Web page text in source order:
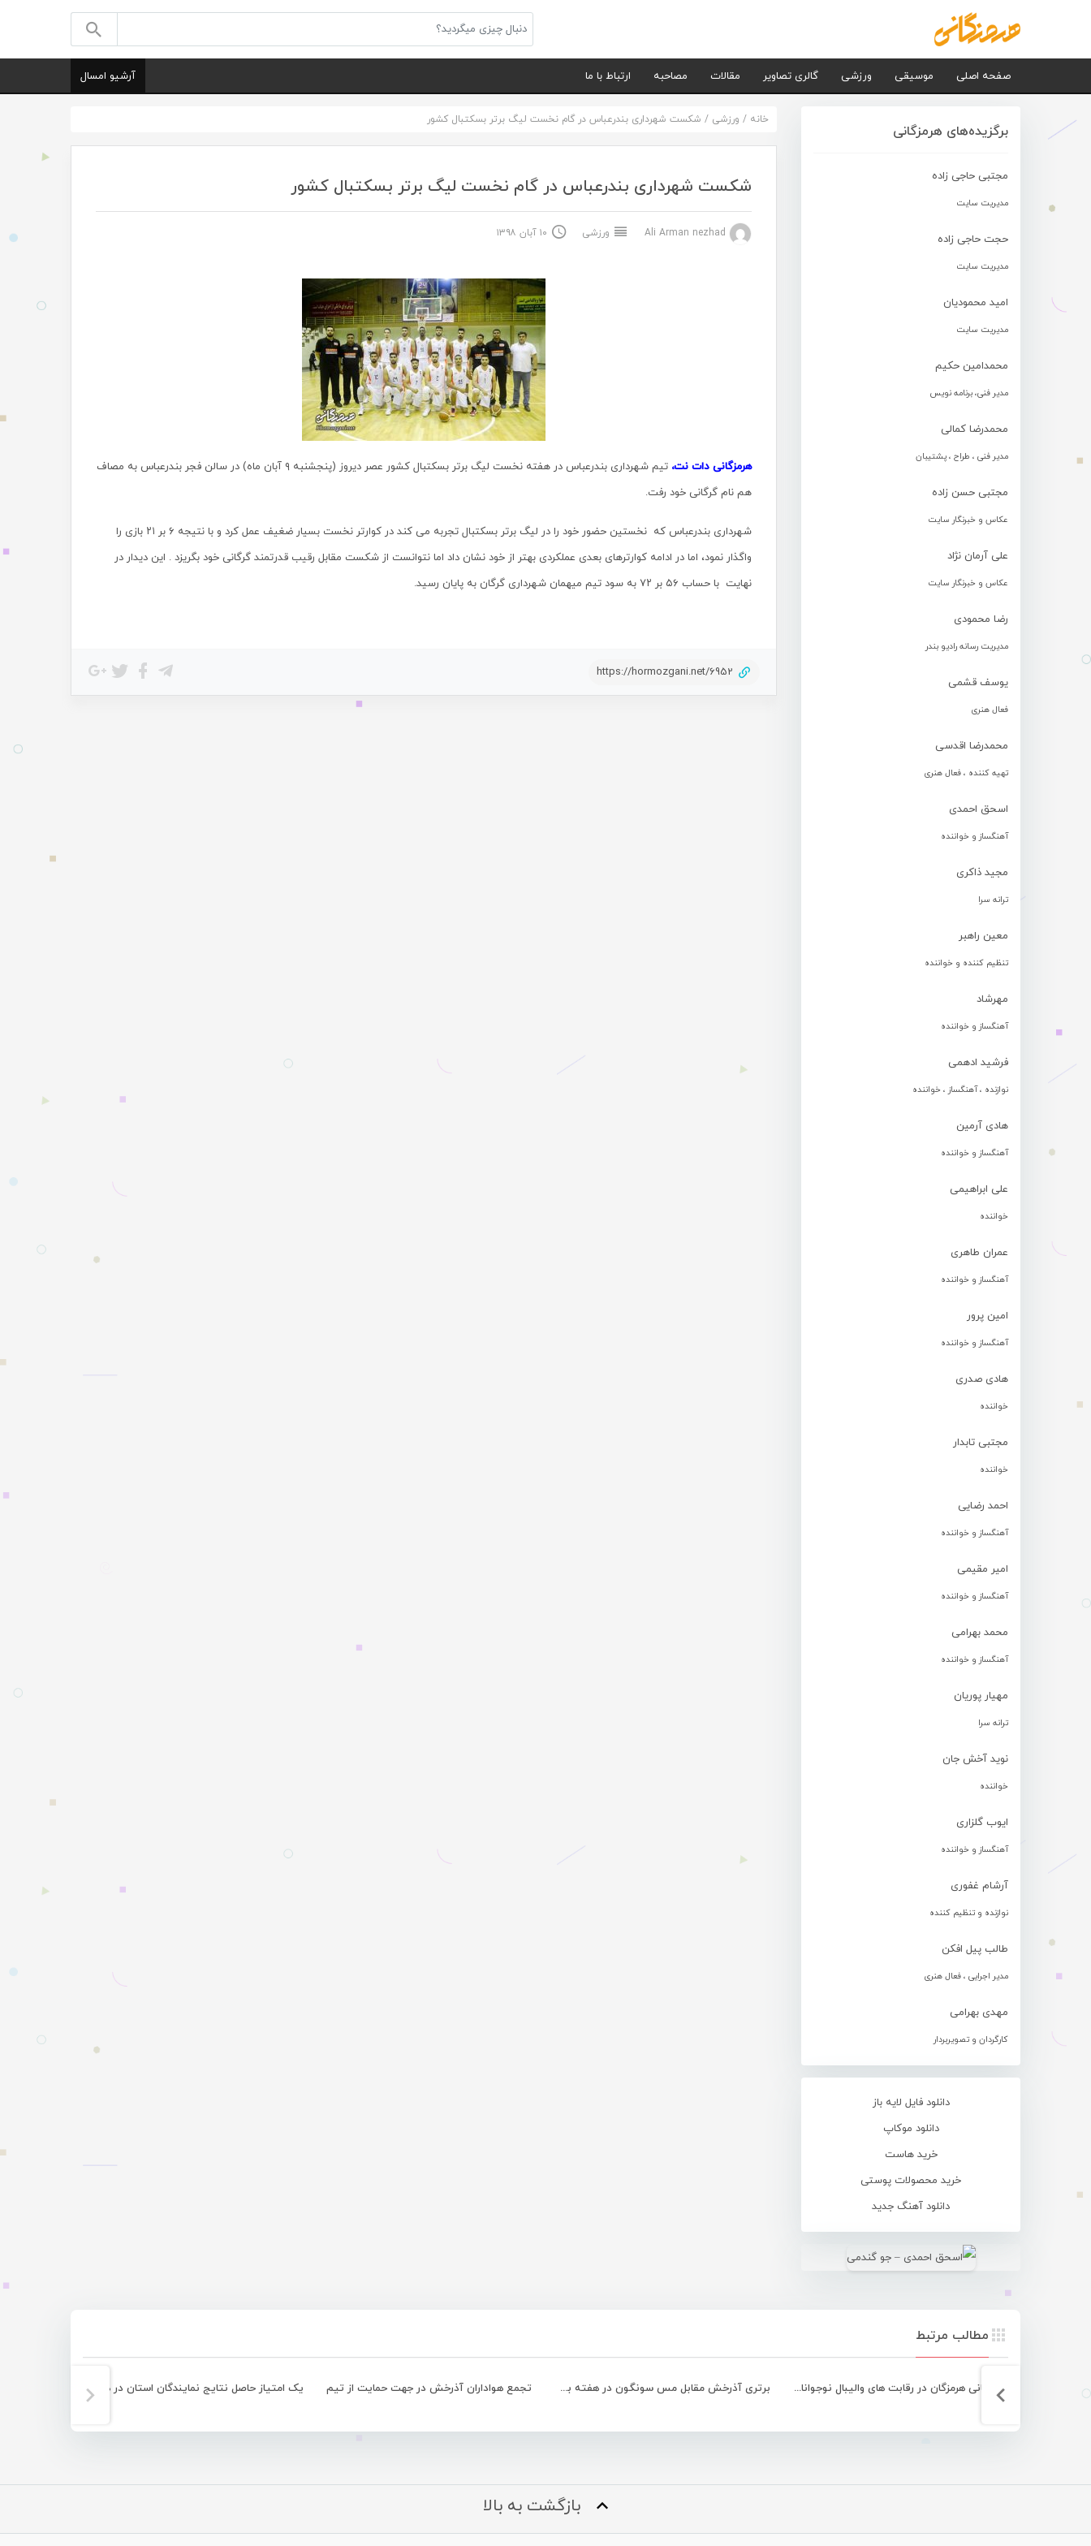
صفحه اصلی موسیقی ورزشی گالری تصاویر مقالات مصاحبه ارتباط با ما آرشیو امسال
برگزیده‌های هرمزگانی
مجتبی حاجی زاده
مدیریت سایت
حجت حاجی زاده
مدیریت سایت
امید محمودیان
مدیریت سایت
محمدامین حکیم
مدیر فنی، برنامه نویس
محمدرضا کمالی
مدیر فنی ، طراح ، پشتیبان
مجتبی حسن زاده
عکاس و خبرنگار سایت
علی آرمان نژاد
عکاس و خبرنگار سایت
رضا محمودی
مدیریت رسانه رادیو بندر
یوسف قشمی
فعال هنری
محمدرضا اقدسی
تهیه کننده ، فعال هنری
اسحق احمدی
آهنگساز و خواننده
مجید ذاکری
ترانه سرا
معین راهبر
تنظیم کننده و خواننده
مهرشاد
آهنگساز و خواننده
فرشید ادهمی
نوازنده ، آهنگساز ، خواننده
هادی آرمین
آهنگساز و خواننده
علی ابراهیمی
خواننده
عمران طاهری
آهنگساز و خواننده
امین پرور
آهنگساز و خواننده
هادی صدری
خواننده
مجتبی تابدار
خواننده
احمد رضایی
آهنگساز و خواننده
امیر مقیمی
آهنگساز و خواننده
محمد بهرامی
آهنگساز و خواننده
مهیار پوریان
ترانه سرا
نوید آخش جان
خواننده
ایوب گلزاری
آهنگساز و خواننده
آرشام غفوری
نوازنده و تنظیم کننده
طالب پیل افکن
مدیر اجرایی ، فعال هنری
مهدی بهرامی
کارگردان و تصویربردار
دانلود فایل لایه باز
دانلود موکاپ
خرید هاست
خرید محصولات پوستی
دانلود آهنگ جدید
خانه / ورزشی / شکست شهرداری بندرعباس در گام نخست لیگ برتر بسکتبال کشور
شکست شهرداری بندرعباس در گام نخست لیگ برتر بسکتبال کشور
ورزشی ۱۰ آبان ۱۳۹۸
هرمزگانی دات نت،
تیم شهرداری بندرعباس در هفته نخست لیگ برتر بسکتبال کشور عصر دیروز (پنجشنبه ۹ آبان ماه) در سالن فجر بندرعباس به مصاف
هم نام گرگانی خود رفت.
شهرداری بندرعباس که نخستین حضور خود را در لیگ برتر بسکتبال تجربه می کند در کوارتر نخست بسیار ضغیف عمل کرد و با نتیجه ۶ بر ۲۱ بازی را
واگذار نمود، اما در ادامه کوارترهای بعدی عملکردی بهتر از خود نشان داد اما نتوانست از شکست مقابل رقیب قدرتمند گرگانی خود بگریزد . این دیدار در
نهایت با حساب ۵۶ بر ۷۲ به سود تیم میهمان شهرداری گرگان به پایان رسید.
https://hormozgani.net/6952
مطالب مرتبط
قهرمانی هرمزگان در رقابت های والیبال نوجوانان کشور برتری آذرخش مقابل مس سونگون در هفته بیستم تجمع هواداران آذرخش در جهت حمایت از تیم یک امتیاز حاصل نتایج نمایندگان استان در هفته نخست لیگ دسته یک فوتسال
بازگشت به بالا